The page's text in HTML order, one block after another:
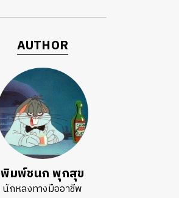
AUTHOR
พิมพ์ชนก พุกสุข
นักหลงทางมืออาชีพ